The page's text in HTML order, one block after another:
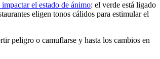
el estado de ánimo: el verde está ligado
eligen tonos cálidos para estimular el
peligro o camuflarse y hasta los cambios en